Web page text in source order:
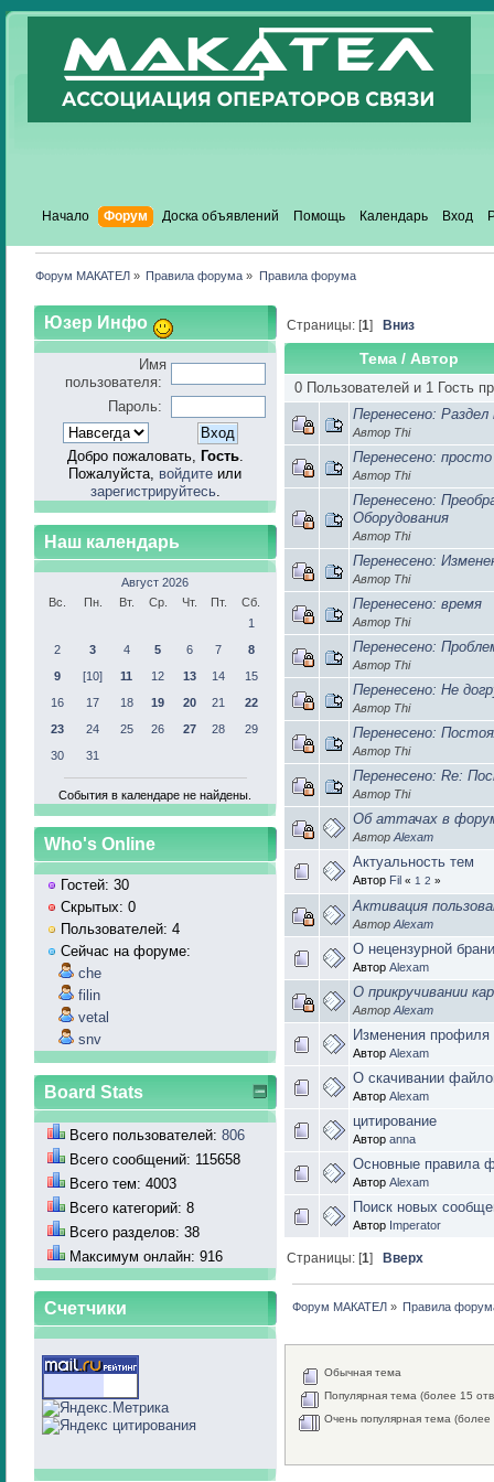
Начало Форум Доска объявлений Помощь Календарь Вход
Форум МАКАТЕЛ » Правила форума » Правила форума
Юзер Инфо
Имя
пользователя:
Пароль:
Добро пожаловать, Гость.
Пожалуйста, войдите или
зарегистрируйтесь.
Наш календарь
Август 2026
Вс.
Пн. Вт. Ср. Чт. Пт.
Сб.
1
2
3 4 5 6 7
8
9
[10] 11 12 13 14
15
16
17 18 19 20 21
22
23
24 25 26 27 28
29
30
31
События в календаре не найдены.
Who's Online
Гостей: 30
Скрытых: 0
Пользователей: 4
Сейчас на форуме:
che
filin
vetal
snv
Board Stats
Всего пользователей: 806
Всего сообщений: 115658
Всего тем: 4003
Всего категорий: 8
Всего разделов: 38
Максимум онлайн: 916
Счетчики
Страницы: [1]Вниз
Тема/ Автор
0 Пользователей и 1 Гость
Перенесено:
Автор Thi
Перенесено:
Автор Thi
Перенесено:
Оборудования
Автор Thi
Перенесено:
Автор Thi
Перенесено: время
Автор Thi
Перенесено:
Автор Thi
Перенесено: Не
Автор Thi
Перенесено:
Автор Thi
Перенесено: Re:
Автор Thi
Об аттачах в
Автор Alexam
Актуальность тем
Автор Fil « 1 2 »
Активация
Автор Alexam
О нецензурной
Автор Alexam
О прикручивании
Автор Alexam
Изменения профиля
Автор Alexam
О скачивании
Автор Alexam
цитирование
Автор anna
Основные правила
Автор Alexam
Поиск новых
Автор Imperator
Страницы: [1] Вверх
Форум МАКАТЕЛ» Правила
Обычная тема
Популярная тема (более 15
Очень популярная тема (более